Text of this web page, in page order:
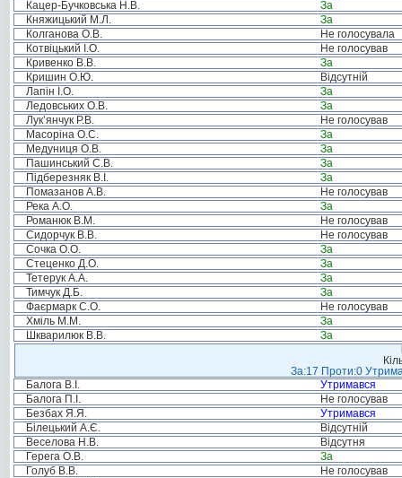
Кацер-Бучковська Н.В.
За
Княжицький М.Л.
За
Колганова О.В.
Не голосувала
Котвіцький І.О.
Не голосував
Кривенко В.В.
За
Кришин О.Ю.
Відсутній
Лапін І.О.
За
Ледовських О.В.
За
Лук’янчук Р.В.
Не голосував
Масоріна О.С.
За
Медуниця О.В.
За
Пашинський С.В.
За
Підберезняк В.І.
За
Помазанов А.В.
Не голосував
Река А.О.
За
Романюк В.М.
Не голосував
Сидорчук В.В.
Не голосував
Сочка О.О.
За
Стеценко Д.О.
За
Тетерук А.А.
За
Тимчук Д.Б.
За
Фаєрмарк С.О.
Не голосував
Хміль М.М.
За
Шкварилюк В.В.
За
За:17 Проти:0
Балога В.І.
Утримався
Балога П.І.
Не голосував
Безбах Я.Я.
Утримався
Білецький А.Є.
Відсутній
Веселова Н.В.
Відсутня
Герега О.В.
За
Голуб В.В.
Не голосував